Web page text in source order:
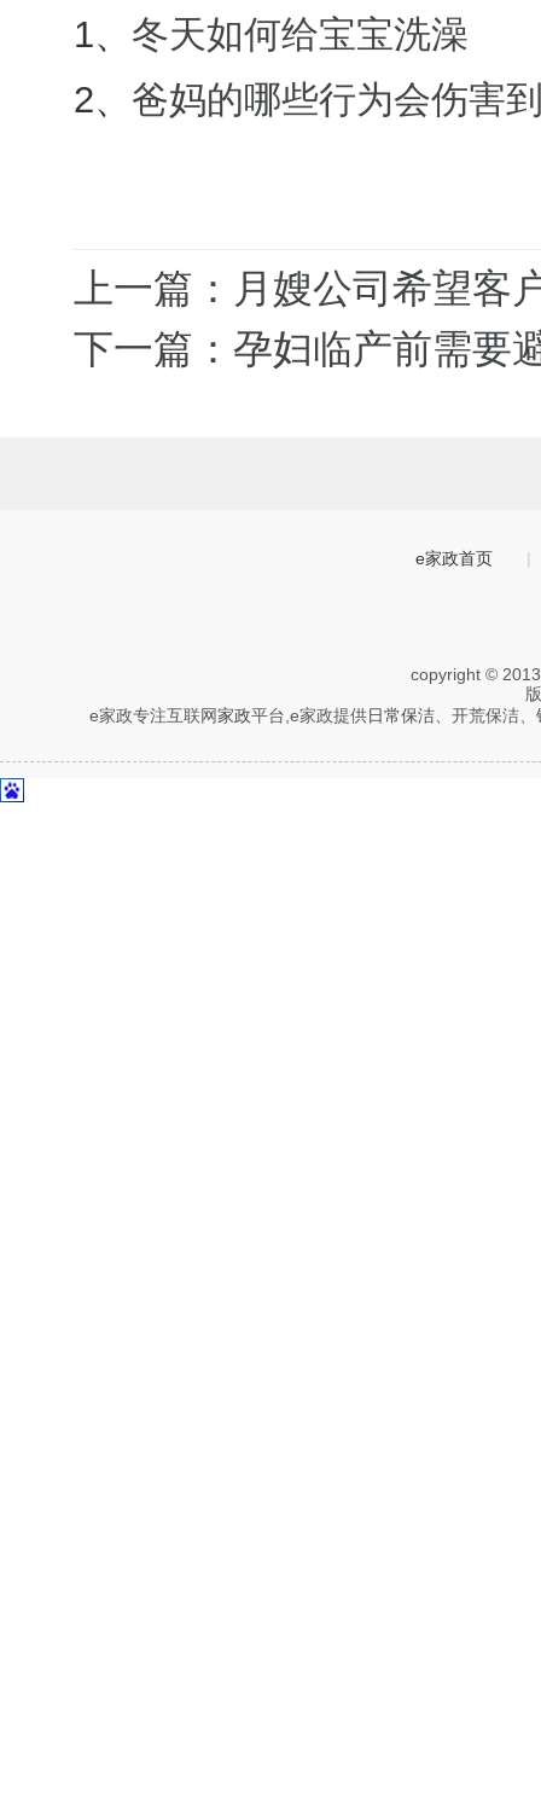
1、 冬天如何给宝宝洗澡
2、 爸妈的哪些行为会伤害
上一篇：月嫂公司希望客
下一篇：孕妇临产前需要
e家政首页 |
copyright ©
e家政专注互联网家政平台,e家政提供日常保洁 、开荒保洁